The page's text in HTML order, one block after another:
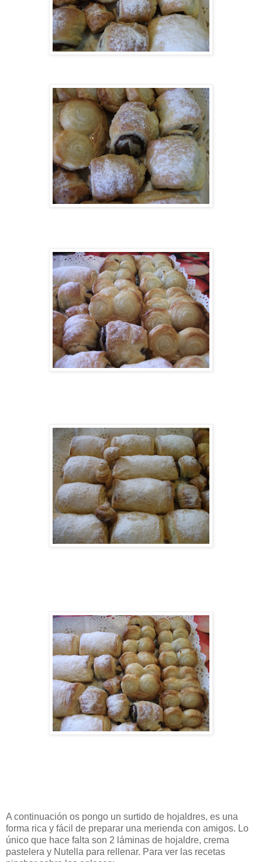
A continuación os pongo un surtido de hojaldres, es una
forma rica y fácil de preparar una merienda con amigos. Lo
único que hace falta son 2 láminas de hojaldre, crema
pastelera y Nutella para rellenar. Para ver las recetas